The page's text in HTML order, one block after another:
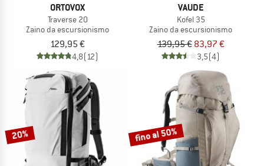
ORTOVOX
Traverse 20
Zaino da escursionismo
129,95 €
4,8(12)
VAUDE
Kofel 35
Zaino da escursionismo
139,95 € 83,97 €
3,5(4)
20% fino al 50%